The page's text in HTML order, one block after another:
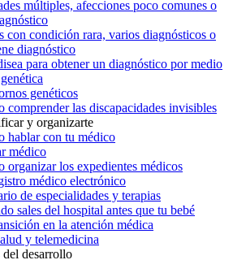
múltiples, afecciones poco comunes o
con condición rara, varios diagnósticos o
diagnóstico
para obtener un diagnóstico por medio
genéticos
comprender las discapacidades invisibles
y organizarte
hablar con tu médico
médico
organizar los expedientes médicos
médico electrónico
de especialidades y terapias
sales del hospital antes que tu bebé
en la atención médica
y telemedicina
desarrollo